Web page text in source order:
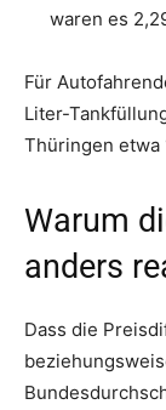
waren es
Für
Liter-
Thüringen etwa
Warum
anders
Dass die